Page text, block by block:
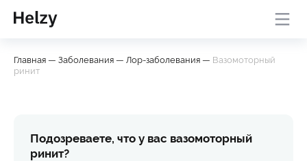
врачом
симптомы
Главная — Заболевания — Лор-заболевания — Вазомоторный
ринит
Подозреваете, что у вас вазомоторный
ринит?